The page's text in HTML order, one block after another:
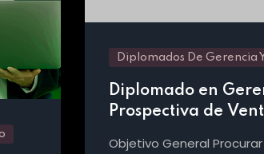
Diplomados De Gerencia
Diplomado en
Prospectiva de
Objetivo General